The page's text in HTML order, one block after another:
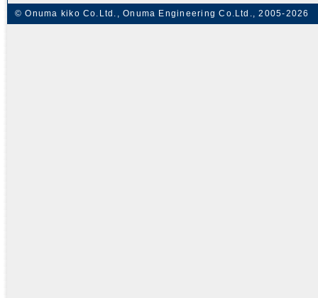
© Onuma kiko Co.Ltd., Onuma Engineering Co.Ltd., 2005-2026